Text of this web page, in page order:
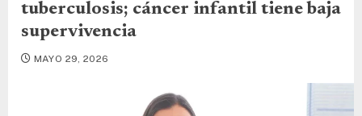
tuberculosis; cáncer infantil tiene baja
supervivencia
MAYO 29, 2026